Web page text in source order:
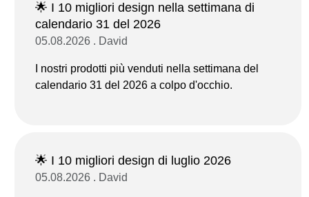
🌟 I 10 migliori design nella settimana di
calendario 31 del 2026
05.08.2026 . David
I nostri prodotti più venduti nella settimana del
calendario 31 del 2026 a colpo d'occhio.
🌟 I 10 migliori design di luglio 2026
05.08.2026 . David